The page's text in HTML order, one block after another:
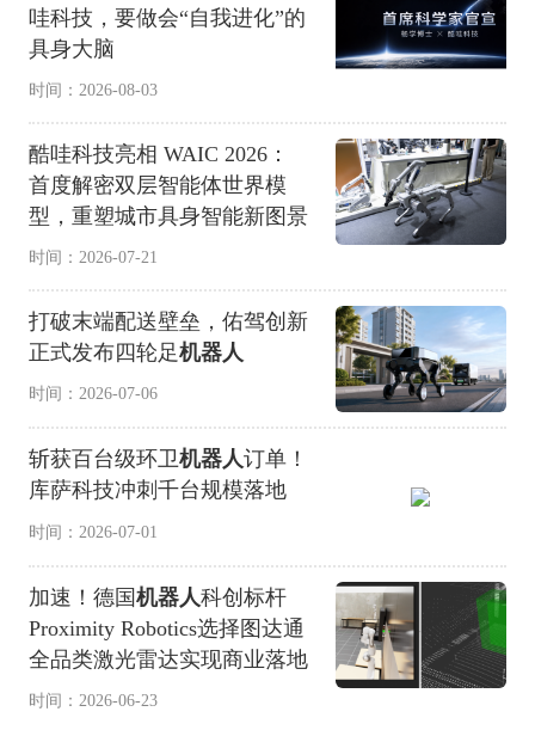
哇科技，要做会“自我进化”的
具身大脑
时间：2026-08-03
酷哇科技亮相 WAIC 2026：
首度解密双层智能体世界模
型，重塑城市具身智能新图景
时间：2026-07-21
打破末端配送壁垒，佑驾创新
正式发布四轮足机器人
时间：2026-07-06
斩获百台级环卫机器人订单！
库萨科技冲刺千台规模落地
时间：2026-07-01
加速！德国机器人科创标杆
Proximity Robotics选择图达通
全品类激光雷达实现商业落地
时间：2026-06-23